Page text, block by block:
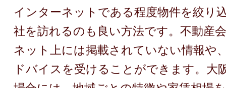
インターネットである程度物件を絞り
社を訪れるのも良い方法です。不動産
ネット上には掲載されていない情報や
ドバイスを受けることができます。大